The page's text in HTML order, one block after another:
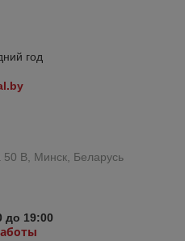
год
50 В, Минск, Беларусь
до 19:00